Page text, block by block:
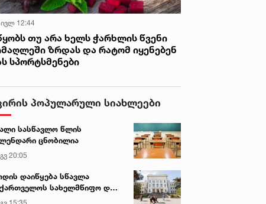
ივლ 12:44
თუ არა ხელს ჭარხლის წვენი
ზრდას და რატომ იყენებენ
სპორტსმენები
პოპულარული სიახლეები
სასწავლო წლის
ცნობილია
20:05
დაიწყება სწავლა
სახელმწიფო და
უნივერსიტეტებში